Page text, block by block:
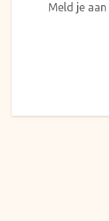
Meld je